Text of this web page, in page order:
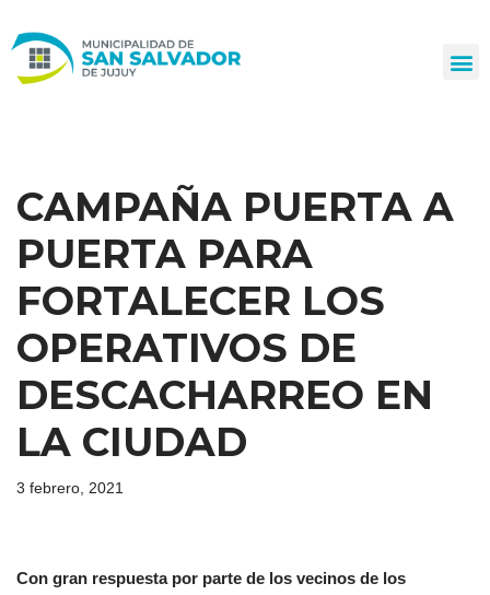
al
CAMPAÑA PUERTA A
PUERTA PARA
FORTALECER LOS
OPERATIVOS DE
DESCACHARREO EN
LA CIUDAD
3 febrero, 2021
Con gran respuesta por parte de los vecinos de los